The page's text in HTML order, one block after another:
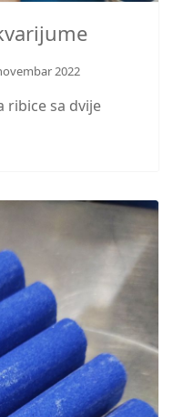
2022
ribice sa dvije